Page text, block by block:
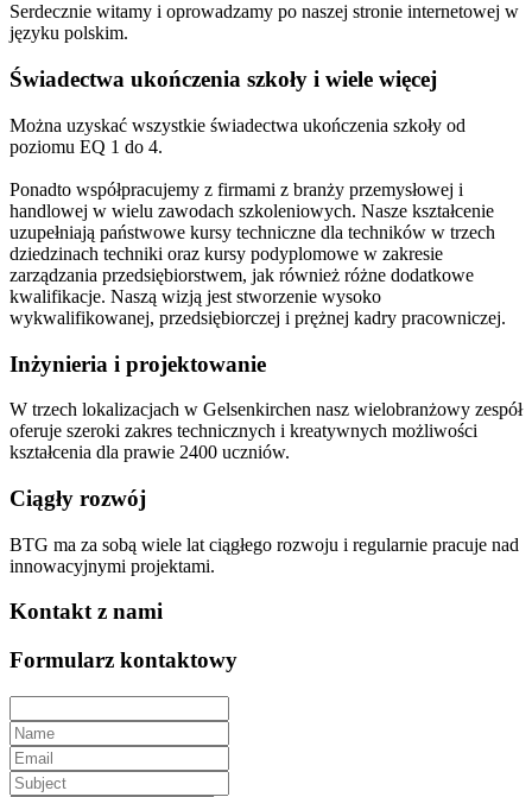
Serdecznie witamy i oprowadzamy po naszej stronie internetowej w
języku polskim.
Świadectwa ukończenia szkoły i wiele więcej
Można uzyskać wszystkie świadectwa ukończenia szkoły od
poziomu EQ 1 do 4.
Ponadto współpracujemy z firmami z branży przemysłowej i
handlowej w wielu zawodach szkoleniowych. Nasze kształcenie
uzupełniają państwowe kursy techniczne dla techników w trzech
dziedzinach techniki oraz kursy podyplomowe w zakresie
zarządzania przedsiębiorstwem, jak również różne dodatkowe
kwalifikacje. Naszą wizją jest stworzenie wysoko
wykwalifikowanej, przedsiębiorczej i prężnej kadry pracowniczej.
Inżynieria i projektowanie
W trzech lokalizacjach w Gelsenkirchen nasz wielobranżowy zespół
oferuje szeroki zakres technicznych i kreatywnych możliwości
kształcenia dla prawie 2400 uczniów.
Ciągły rozwój
BTG ma za sobą wiele lat ciągłego rozwoju i regularnie pracuje nad
innowacyjnymi projektami.
Kontakt z nami
Formularz kontaktowy